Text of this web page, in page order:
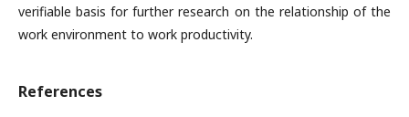
verifiable basis for further research on the relationship of the
work environment to work productivity.
References